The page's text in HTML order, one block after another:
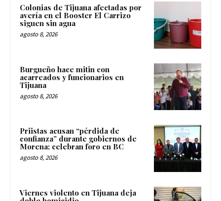
Colonias de Tijuana afectadas por
avería en el Booster El Carrizo
siguen sin agua
agosto 8, 2026
Burgueño hace mitin con
acarreados y funcionarios en
Tijuana
agosto 8, 2026
Priistas acusan “pérdida de
confianza” durante gobiernos de
Morena; celebran foro en BC
agosto 8, 2026
Viernes violento en Tijuana deja